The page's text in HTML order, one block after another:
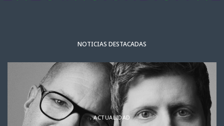
NOTICIAS DESTACADAS
ACTUALIDAD